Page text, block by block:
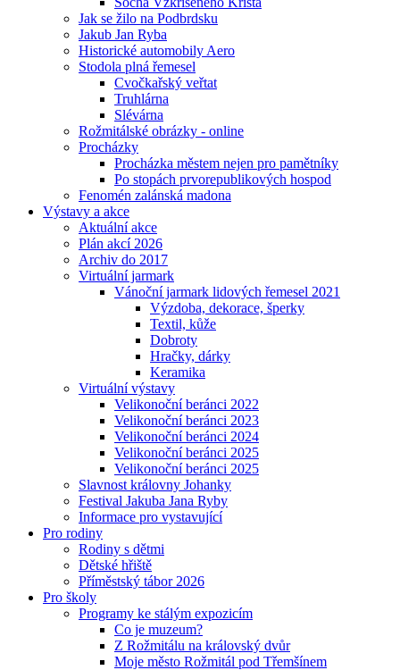
Jak se žilo na Podbrdsku
Jakub Jan Ryba
Historické automobily Aero
Stodola plná řemesel
Cvočkařský veřtat
Truhlárna
Slévárna
Rožmitálské obrázky - online
Procházky
Procházka městem nejen pro pamětníky
Po stopách prvorepublikových hospod
Fenomén zalánská madona
Výstavy a akce
Aktuální akce
Plán akcí 2026
Archiv do 2017
Virtuální jarmark
Vánoční jarmark lidových řemesel 2021
Výzdoba, dekorace, šperky
Textil, kůže
Dobroty
Hračky, dárky
Keramika
Virtuální výstavy
Velikonoční beránci 2022
Velikonoční beránci 2023
Velikonoční beránci 2024
Velikonoční beránci 2025
Velikonoční beránci 2025
Slavnost královny Johanky
Festival Jakuba Jana Ryby
Informace pro vystavující
Pro rodiny
Rodiny s dětmi
Dětské hřiště
Příměstský tábor 2026
Pro školy
Programy ke stálým expozicím
Co je muzeum?
Z Rožmitálu na královský dvůr
Moje město Rožmitál pod Třemšínem